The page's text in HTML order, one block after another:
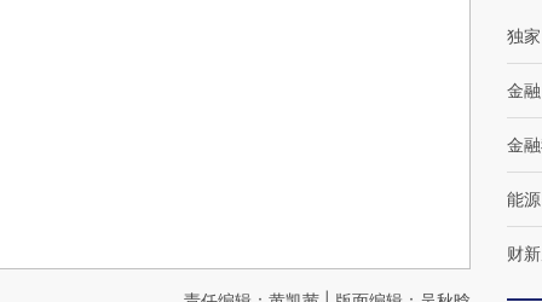
独家
金融
金
能源
财